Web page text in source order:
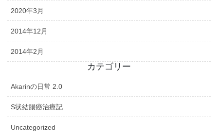
2020年3月
2014年12月
2014年2月
カテゴリー
Akarinの日常 2.0
S状結腸癌治療記
Uncategorized